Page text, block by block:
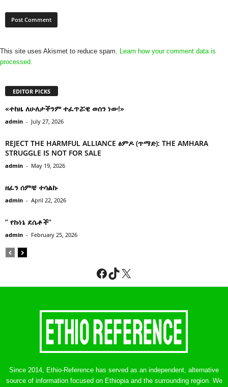
This site uses Akismet to reduce spam. Learn how your comment data is
processed.
EDITOR PICKS
«ተከዜ ለሁለታችንም ተፈጥሯዊ ወሰን ነው!»
admin - July 27, 2026
REJECT THE HARMFUL ALLIANCE ፅምዶ (ጥማድ): THE AMHARA
STRUGGLE IS NOT FOR SALE
admin - May 19, 2026
ዘፈን ሰምቼ ተሳልኩ
admin - April 22, 2026
” የኩነኔ ደሴቶች’’
admin - February 25, 2026
Facebook
TikTok
X
Since 2014, Ethio-Reference has served as an independent, alternative
source of information focused on Ethiopia and the surrounding region. We